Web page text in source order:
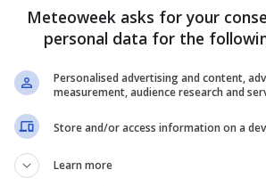
Meteoweek asks for your
personal data for the
Personalised advertising and content,
measurement, audience research and
Store and/or access information on a
Learn more